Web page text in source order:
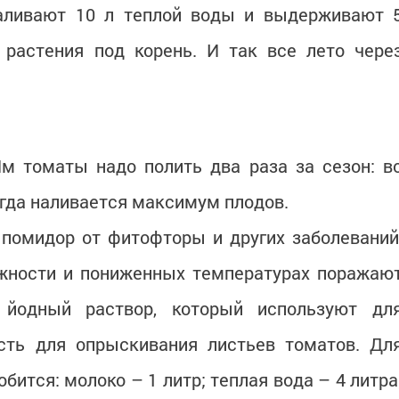
10 л теплой воды и выдерживают
под корень. И так все лето
надо полить два раза за сезон:
наливается максимум плодов.
от фитофторы и других
и пониженных температурах
раствор, который используют
для опрыскивания листьев томатов.
молоко – 1 литр; теплая вода – 4